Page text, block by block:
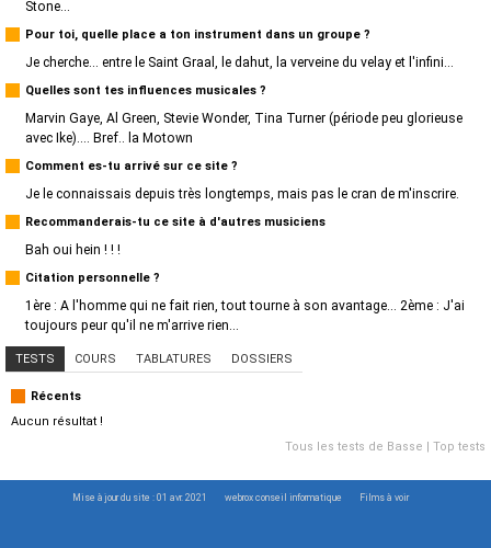
Stone...
Pour toi, quelle place a ton instrument dans un groupe ?
Je cherche... entre le Saint Graal, le dahut, la verveine du velay et l'infini...
Quelles sont tes influences musicales ?
Marvin Gaye, Al Green, Stevie Wonder, Tina Turner (période peu glorieuse
avec Ike).... Bref.. la Motown
Comment es-tu arrivé sur ce site ?
Je le connaissais depuis très longtemps, mais pas le cran de m'inscrire.
Recommanderais-tu ce site à d'autres musiciens
Bah oui hein ! ! !
Citation personnelle ?
1ère : A l'homme qui ne fait rien, tout tourne à son avantage... 2ème : J'ai
toujours peur qu'il ne m'arrive rien...
TESTS COURS TABLATURES DOSSIERS
Récents
Aucun résultat !
Tous les tests de Basse
Top tests
Mise à jour du site : 01 avr. 2021 webrox conseil informatique Films à voir